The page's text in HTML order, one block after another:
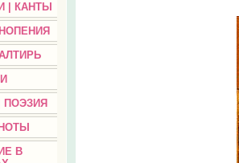
| КАНТЫ
В